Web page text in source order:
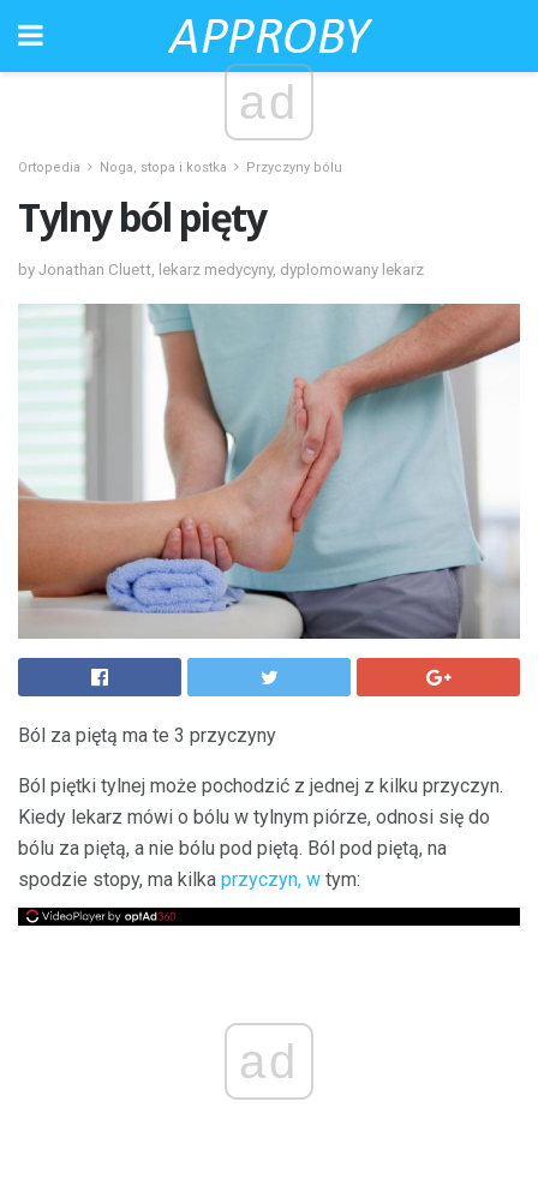
ad
Ortopedia Noga, stopa i kostka Przyczyny bólu
Tylny ból pięty
by Jonathan Cluett, lekarz medycyny, dyplomowany lekarz
Ból za piętą ma te 3 przyczyny
Ból piętki tylnej może pochodzić z jednej z kilku przyczyn.
Kiedy lekarz mówi o bólu w tylnym piórze, odnosi się do
bólu za piętą, a nie bólu pod piętą. Ból pod piętą, na
spodzie stopy, ma kilka przyczyn, w tym:
ad